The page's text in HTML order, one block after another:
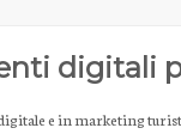
digitali
e in marketing